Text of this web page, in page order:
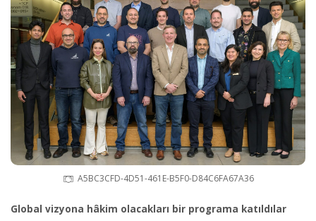
A5BC3CFD-4D51-461E-B5F0-D84C6FA67A36
Global vizyona hâkim olacakları bir programa katıldılar